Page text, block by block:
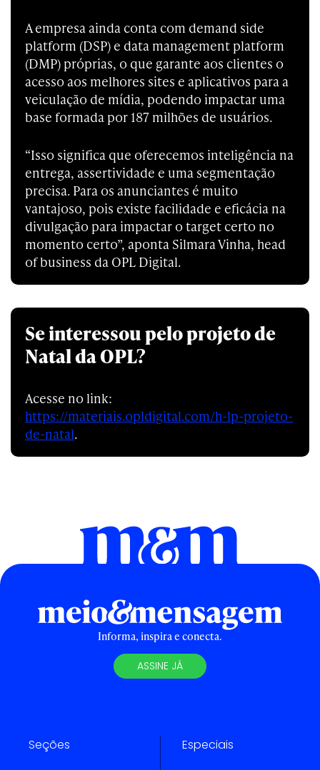
A empresa ainda conta com demand side
platform (DSP) e data management platform
(DMP) próprias, o que garante aos clientes o
acesso aos melhores sites e aplicativos para a
veiculação de mídia, podendo impactar uma
base formada por 187 milhões de usuários.
“Isso significa que oferecemos inteligência na
entrega, assertividade e uma segmentação
precisa. Para os anunciantes é muito
vantajoso, pois existe facilidade e eficácia na
divulgação para impactar o target certo no
momento certo”, aponta Silmara Vinha, head
of business da OPL Digital.
Se interessou pelo projeto de
Natal da OPL?
Acesse no link:
https://materiais.opldigital.com/h-lp-projeto-
de-natal.
Informa, inspira e conecta.
ASSINE JÁ
Seções Especiais